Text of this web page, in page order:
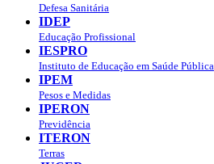
Defesa Sanitária
IDEP
Educação Profissional
IESPRO
Instituto de Educação em Saúde Pública
IPEM
Pesos e Medidas
IPERON
Previdência
ITERON
Terras